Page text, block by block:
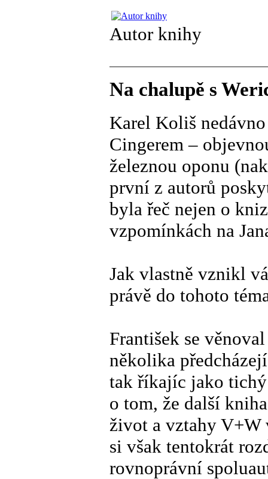
Autor knihy
Na chalupě s
Karel Koliš
Cingerem –
železnou oponu
první z autorů
byla řeč nejen o
vzpomínkách na
Jak vlastně vznikl
právě do tohoto
František se
několika
tak říkajíc jako
o tom, že další
život a vztahy V+W
si však tentokrát
rovnoprávní